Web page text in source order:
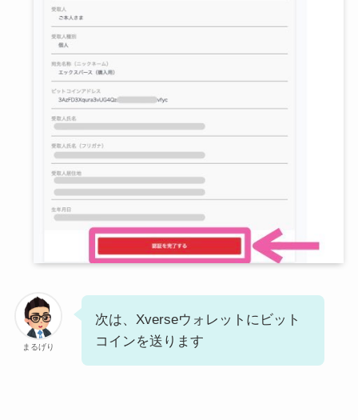
まるげり
次は、Xverseウォレットにビット
コインを送ります